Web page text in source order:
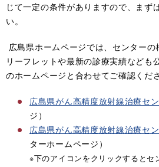
じて一定の条件がありますので、まず
い。
広島県ホームページでは、センター
リーフレットや最新の診療実績なども
のホームページと合わせてご確認くださ
広島県がん高精度放射線治療セ
ジ）
広島県がん高精度放射線治療セ
ターホームページ）
※下のアイコンをクリックするとセ